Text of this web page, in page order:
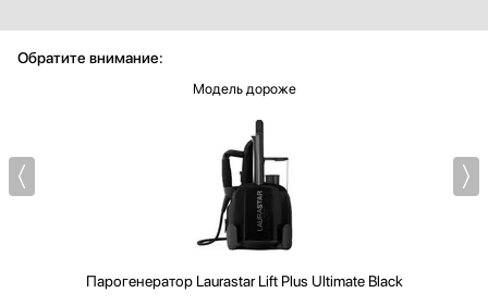
Обратите внимание:
Модель дороже
ПарогенераторLaurastar Lift Plus Ultimate Black